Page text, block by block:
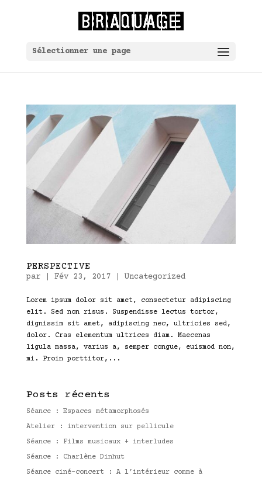
Sélectionner une page
PERSPECTIVE
par Fév 23, 2017| Uncategorized
Lorem ipsum dolor sit amet, consectetur adipiscing
elit. Sed non risus. Suspendisse lectus tortor,
dignissim sit amet, adipiscing nec, ultricies sed,
dolor. Cras elementum ultrices diam. Maecenas
ligula massa, varius a, semper congue, euismod non,
mi. Proin porttitor,...
Posts récents
Séance : Espaces métamorphosés
Atelier : intervention sur pellicule
Séance : Films musicaux + interludes
Séance : Charlène Dinhut
Séance ciné-concert : A l’intérieur comme à